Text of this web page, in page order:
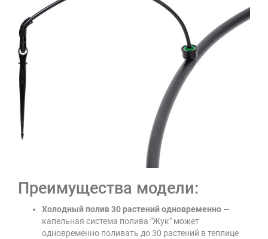
Преимущества модели:
Холодный полив 30 растений одновременно —
капельная система полива "Жук" может
одновременно поливать до 30 растений в теплице